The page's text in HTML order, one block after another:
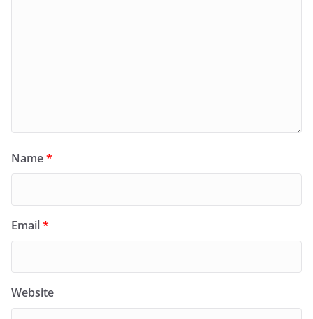
Name*
Email*
Website